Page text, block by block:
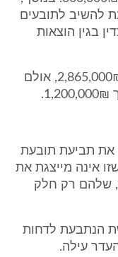
להשיב לתובעים
שלא כדין בגין הוצאות
25. הסכום הכולל של התביעה הוא 2,865,000₪, אולם
את תביעת תובעת
אינה מייצגת את
שלהם רק חלק
הנתבעת לדחות
עילה.